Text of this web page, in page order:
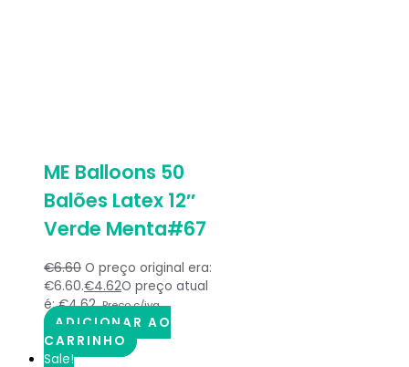
ME Balloons 50
Balões Latex 12″
Verde Menta#67
€6.60 O preço original era:
€6.60.€4.62O preço atual
é: €4.62. Preço c/iva
ADICIONAR AO
CARRINHO
Sale!